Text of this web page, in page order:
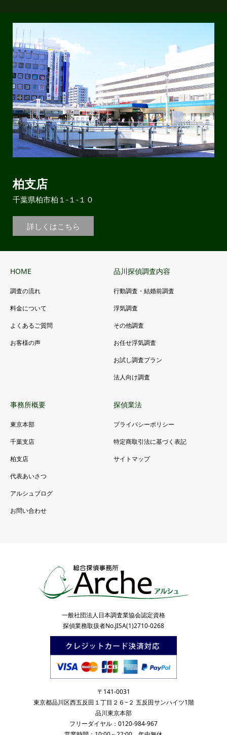
柏支店
千葉県柏市柏１-１-１０
詳しくはこちら
HOME
調査の流れ
料金について
よくあるご質問
お客様の声
品川探偵調査内容
行動調査・結婚前調査
浮気調査
その他調査
お任せ浮気調査
お試し調査プラン
法人向け調査
事務所概要
東京本部
千葉支店
柏支店
代表あいさつ
アルシュブログ
お問い合わせ
探偵業法
プライバシーポリシー
特定商取引法に基づく表記
サイトマップ
一般社団法人日本調査業協会認定資格
探偵業務取扱者No.JISA(1)2710-0268
〒141-0031
東京都品川区西五反田１丁目２６−２ 五反田サンハイツ1階
品川東京本部
フリーダイヤル：0120-984-967